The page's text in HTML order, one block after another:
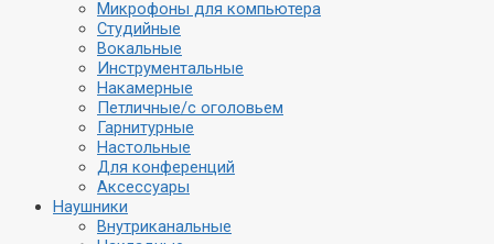
Микрофоны для компьютера
Студийные
Вокальные
Инструментальные
Накамерные
Петличные/с оголовьем
Гарнитурные
Настольные
Для конференций
Аксессуары
Наушники
Внутриканальные